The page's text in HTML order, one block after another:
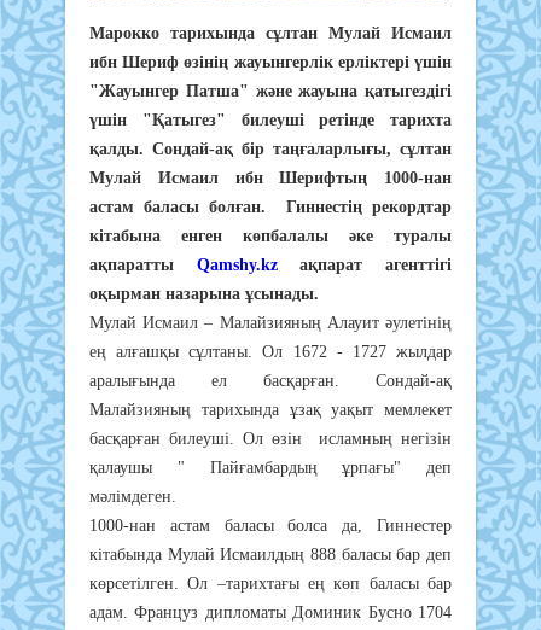
Марокко тарихында сұлтан Мулай Исмаил
ибн Шериф өзінің жауынгерлік ерліктері үшін
"Жауынгер Патша" және жауына қатыгездігі
үшін "Қатыгез" билеуші ретінде тарихта
қалды. Сондай-ақ бір таңғаларлығы, сұлтан
Мулай Исмаил ибн Шерифтың 1000-нан
астам баласы болған. Гиннестің рекордтар
кітабына енген көпбалалы әке туралы
ақпаратты Qamshy.kzақпарат агенттігі
оқырман назарына ұсынады.
Мулай Исмаил – Малайзияның Алауит әулетінің
ең алғашқы сұлтаны. Ол 1672 - 1727 жылдар
аралығында ел басқарған. Сондай-ақ
Малайзияның тарихында ұзақ уақыт мемлекет
басқарған билеуші. Ол өзін исламның негізін
қалаушы " Пайғамбардың ұрпағы" деп
мәлімдеген.
1000-нан астам баласы болса да, Гиннестер
кітабында Мулай Исмаилдың 888 баласы бар деп
көрсетілген. Ол –тарихтағы ең көп баласы бар
адам. Француз дипломаты Доминик Бусно 1704